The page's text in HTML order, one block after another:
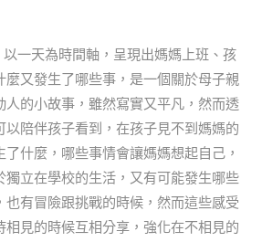
一天為時間軸，呈現出媽媽上班、孩
麼又發生了哪些事，是一個關於母子親
人的小故事，雖然寫實又平凡，然而透
以陪伴孩子看到，在孩子見不到媽媽的
什麼，哪些事情會讓媽媽想起自己，
獨立在學校的生活，又有可能發生哪些
也有冒險跟挑戰的時候，然而這些感受
相見的時候互相分享，強化在不相見的